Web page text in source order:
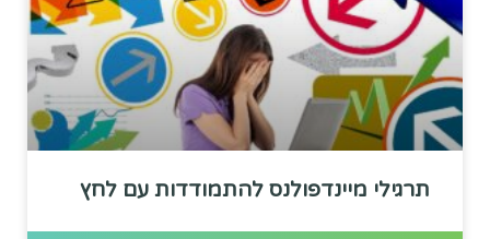
תרגילי מיינדפולנס להתמודדות עם לחץ